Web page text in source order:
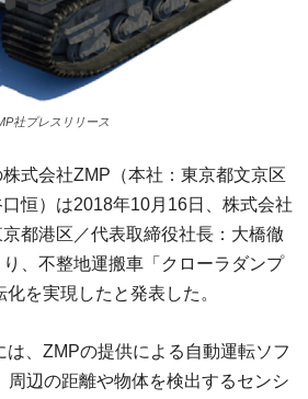
社プレスリリース
式会社ZMP（本社：東京都文京区
恒）は2018年10月16日、株式会社
都港区／代表取締役社長：大橋徹
、不整地運搬車「クローラダンプ
を実現したと発表した。
は、ZMPの提供による自動運転ソフ
周辺の距離や物体を検出するセンシ